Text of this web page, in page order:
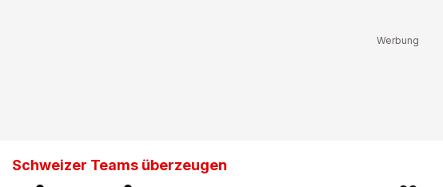
Schweizer Teams überzeugen